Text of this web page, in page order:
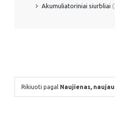
Rikiuoti pagal Naujienas,
Akumuliatoriniai siurbliai